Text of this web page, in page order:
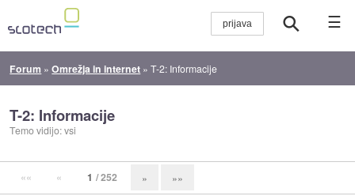
☰
Forum »Omrežja in internet »T-2: Informacije
T-2: Informacije
Temo vidijo: vsi
«« « 1 / 252 » »»